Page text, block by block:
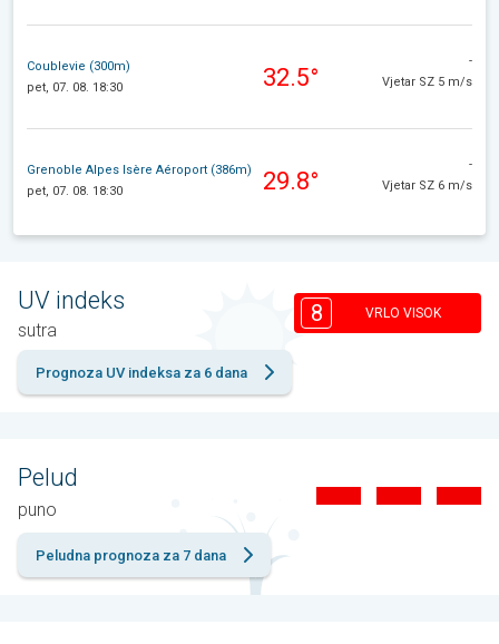
Coublevie (300m)
pet, 07. 08. 18:30
32.5°
-
Vjetar SZ 5 m/s
Grenoble Alpes Isère Aéroport (386m)
pet, 07. 08. 18:30
29.8°
-
Vjetar SZ 6 m/s
UV indeks
sutra
8 VRLO VISOK
Prognoza UV indeksa za 6 dana
Pelud
puno
Peludna prognoza za 7 dana